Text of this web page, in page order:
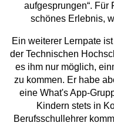
aufgesprungen“. Für
schönes Erlebnis,
Ein weiterer Lernpate
der Technischen
es ihm nur möglich,
zu kommen. Er habe
eine What's App-
Kindern stets in
Berufsschullehrer